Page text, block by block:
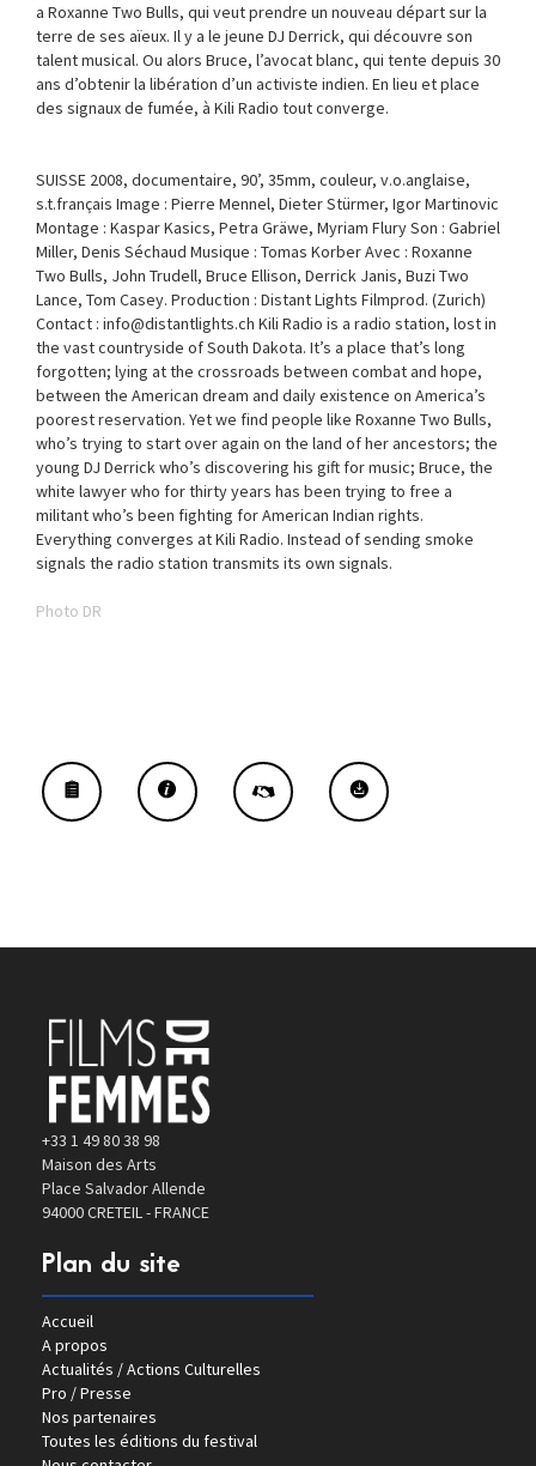
a Roxanne Two Bulls, qui veut prendre un nouveau départ sur la
terre de ses aïeux. Il y a le jeune DJ Derrick, qui découvre son
talent musical. Ou alors Bruce, l’avocat blanc, qui tente depuis 30
ans d’obtenir la libération d’un activiste indien. En lieu et place
des signaux de fumée, à Kili Radio tout converge.
SUISSE 2008, documentaire, 90’, 35mm, couleur, v.o.anglaise,
s.t.français Image : Pierre Mennel, Dieter Stürmer, Igor Martinovic
Montage : Kaspar Kasics, Petra Gräwe, Myriam Flury Son : Gabriel
Miller, Denis Séchaud Musique : Tomas Korber Avec : Roxanne
Two Bulls, John Trudell, Bruce Ellison, Derrick Janis, Buzi Two
Lance, Tom Casey. Production : Distant Lights Filmprod. (Zurich)
Contact : info@distantlights.ch Kili Radio is a radio station, lost in
the vast countryside of South Dakota. It’s a place that’s long
forgotten; lying at the crossroads between combat and hope,
between the American dream and daily existence on America’s
poorest reservation. Yet we find people like Roxanne Two Bulls,
who’s trying to start over again on the land of her ancestors; the
young DJ Derrick who’s discovering his gift for music; Bruce, the
white lawyer who for thirty years has been trying to free a
militant who’s been fighting for American Indian rights.
Everything converges at Kili Radio. Instead of sending smoke
signals the radio station transmits its own signals.
Photo DR
+33 1 49 80 38 98
Maison des Arts
Place Salvador Allende
94000 CRETEIL - FRANCE
Plan du site
Accueil
A propos
Actualités / Actions Culturelles
Pro / Presse
Nos partenaires
Toutes les éditions du festival